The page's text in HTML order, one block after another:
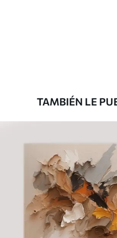
TAMBIÉN LE